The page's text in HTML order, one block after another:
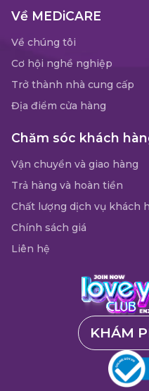
Về MEDiCARE
Về chúng tôi
Cơ hội nghề nghiệp
Trở thành nhà cung cấp
Địa điểm cửa hàng
Chăm sóc khách
Vận chuyển và giao hàng
Trả hàng và hoàn tiền
Chất lượng dịch vụ khách
Chính sách giá
Liên hệ
KHÁM